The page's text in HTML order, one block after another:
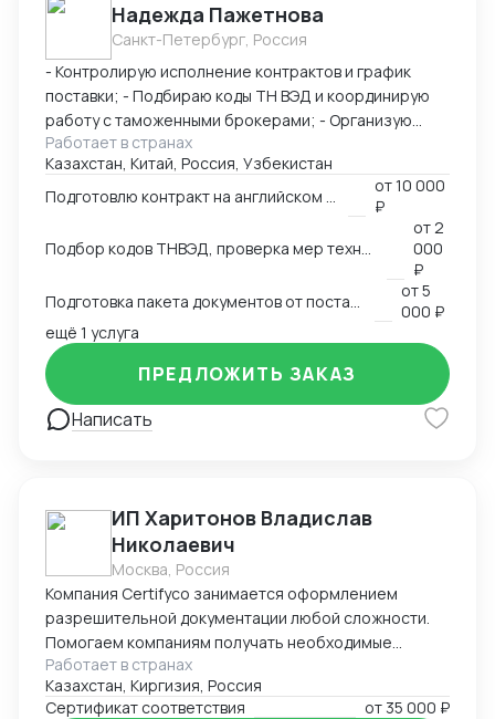
Надежда Пажетнова
Санкт-Петербург, Россия
- Контролирую исполнение контрактов и график
поставки; - Подбираю коды ТН ВЭД и координирую
работу с таможенными брокерами; - Организую
сертификацию и взаимодействие с
аккредитованными органами; - Снижаю расходы за
счёт оптимизации логистики и правильного кода; -
Обеспечиваю юридическую чистоту сделок,
точность инвойсов, упаковочных листов, контрактов.
Работает в странах
Казахстан, Китай, Россия, Узбекистан
от10 000
₽
Подбор кодов ТНВЭД, проверка мер технического регулирования, запретов и ограничений
от2
000
₽
от5
000 ₽
ещё 1 услуга
Написать
ПРЕДЛОЖИТЬ ЗАКАЗ
ИП Харитонов Владислав
Николаевич
Москва, Россия
Компания Certifyco занимается оформлением
разрешительной документации любой сложности.
Помогаем компаниям получать необходимые
документы для импорта, экспорта, реализации
продукции. Решаем самые сложные задачи.
Работает в странах
Казахстан, Киргизия, Россия
Сертификат соответствия
от 35 000 ₽